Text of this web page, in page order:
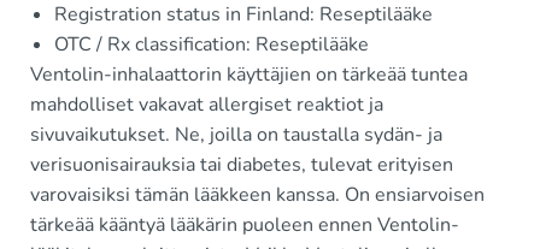
Registration status in Finland: Reseptilääke
OTC / Rx classification: Reseptilääke
Ventolin-inhalaattorin käyttäjien on tärkeää tuntea
mahdolliset vakavat allergiset reaktiot ja
sivuvaikutukset. Ne, joilla on taustalla sydän- ja
verisuonisairauksia tai diabetes, tulevat erityisen
varovaisiksi tämän lääkkeen kanssa. On ensiarvoisen
tärkeää kääntyä lääkärin puoleen ennen Ventolin-